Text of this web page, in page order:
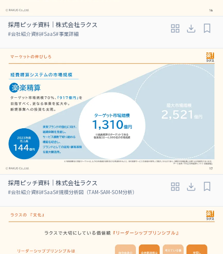
採用ピッチ資料｜株式会社ラクス
#会社紹介資料#SaaS#事業詳細
採用ピッチ資料｜株式会社ラクス
#会社紹介資料#SaaS#規模分析図（TAM-SAM-SOM分析）